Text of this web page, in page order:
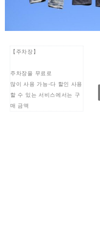
【주차장】
주차장을 무료로
많이 사용 가능-다 할인 사용
할 수 있는 서비스에서는 구
매 금액